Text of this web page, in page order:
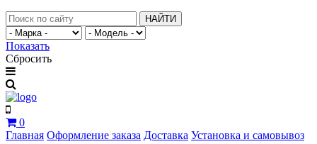
НАЙТИ
Показать
Сбросить
0
Главная Оформление заказа Доставка Установка и самовывоз